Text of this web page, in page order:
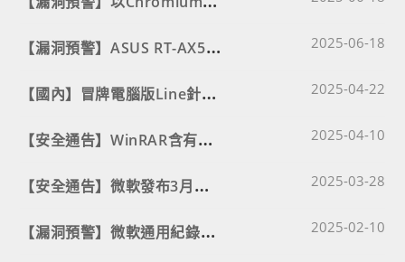
【
漏洞預警】ASUS RT-AX55無線路由器存在安全漏洞(CVE-2023-39780)，請儘速確認並進行修補 Post published:
2025-06-18
【
國內】冒牌電腦版Line針對臺灣而來，恐導致電腦被植入木馬 Post published:
2025-04-22
【
安全通告】WinRAR含有可繞過微軟MotW安全警告的漏洞 Post published:
2025-04-10
【
安全通告】微軟發布3月份例行更新，修補7個零時差漏洞、其中6個已出現攻擊行動 Post published:
2025-03-28
【
漏洞預警】微軟通用紀錄檔系統(CLFS)驅動程式存在安全漏洞(CVE-2024-49138)，請儘速確認並進行修補 Post published:
2025-02-10